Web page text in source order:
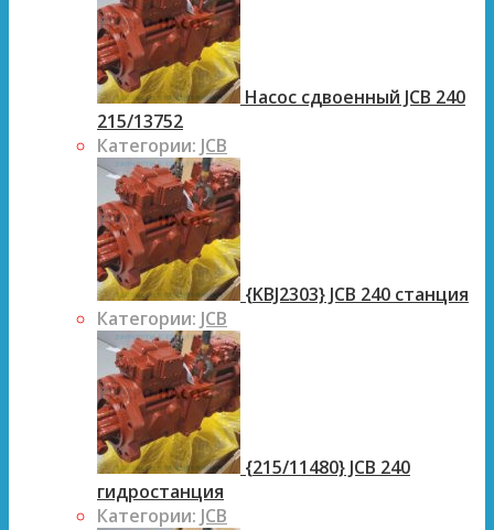
Насос сдвоенный JCB 240
215/13752
Категории: JCB
{KBJ2303} JCB 240 станция
Категории: JCB
{215/11480} JCB 240
гидростанция
Категории: JCB